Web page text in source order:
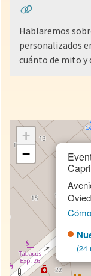
Hablaremos
personalizados
cuánto de mito y
(24
+
−